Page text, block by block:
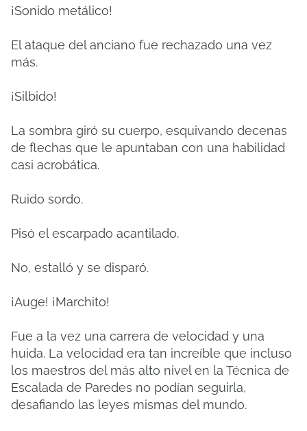
¡Sonido metálico!
El ataque del anciano fue rechazado una vez
más.
¡Silbido!
La sombra giró su cuerpo, esquivando decenas
de flechas que le apuntaban con una habilidad
casi acrobática.
Ruido sordo.
Pisó el escarpado acantilado.
No, estalló y se disparó.
¡Auge! ¡Marchito!
Fue a la vez una carrera de velocidad y una
huida. La velocidad era tan increíble que incluso
los maestros del más alto nivel en la Técnica de
Escalada de Paredes no podían seguirla,
desafiando las leyes mismas del mundo.